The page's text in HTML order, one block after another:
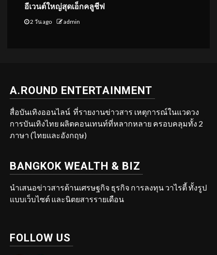
อีเวนต์ใหญ่สุดเอ็กคลูชีฟ
2 วัน ago admin
A.ROUND ENTERTAINMENT
สื่อบันเทิงออนไลน์ ที่รายงานข่าวสาร เหตุการณ์ในแวดวง
การบันเทิงไทย ผลิตคอนเทนท์ที่หลากหลาย ครอบคลุมทั้ง 2
ภาษา (ไทยและอังกฤษ)
BANGKOK WEALTH & BIZ
นำเสนอข่าวสารด้านเศรษฐกิจ ธุรกิจ การลงทุน วาไรตี้ ทั้งรูป
แบบเว็บไซต์ และนิตยสารรายเดือน
FOLLOW US